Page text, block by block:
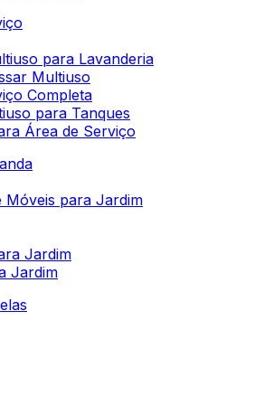
para Lavanderia
Multiuso
Completa
para Tanques
Área de Serviço
Móveis para Jardim
Jardim
Jardim